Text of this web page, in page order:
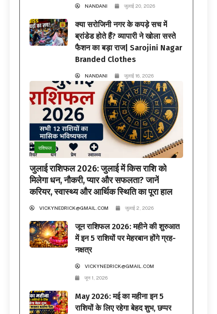
NANDANI जुलाई 20, 2026
क्या सरोजिनी नगर के कपड़े सच में
ब्रांडेड होते हैं? व्यापारी ने खोला सस्ते
फैशन का बड़ा राज| Sarojini Nagar
Branded Clothes
NANDANI जुलाई 16, 2026
राशिफल
जुलाई राशिफल 2026: जुलाई में किस राशि को
मिलेगा धन, नौकरी, प्यार और सफलता? जानें
करियर, स्वास्थ्य और आर्थिक स्थिति का पूरा हाल
VICKYNEDRICK@GMAIL.COM जुलाई 2, 2026
जून राशिफल 2026: महीने की शुरुआत
में इन 5 राशियों पर मेहरबान होंगे ग्रह-
नक्षत्र
VICKYNEDRICK@GMAIL.COM
जून 1, 2026
May 2026: मई का महीना इन 5
राशियों के लिए रहेगा बेहद शुभ, छप्पर